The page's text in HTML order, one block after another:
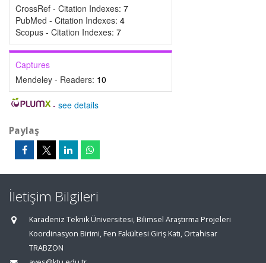
CrossRef - Citation Indexes: 7
PubMed - Citation Indexes: 4
Scopus - Citation Indexes: 7
Captures
Mendeley - Readers: 10
- see details
Paylaş
İletişim Bilgileri
Karadeniz Teknik Üniversitesi, Bilimsel Araştırma Projeleri
Koordinasyon Birimi, Fen Fakültesi Giriş Katı, Ortahisar
TRABZON